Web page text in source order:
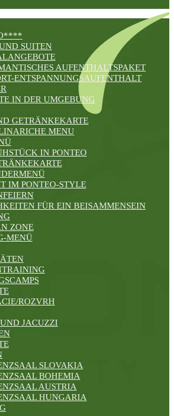
SUITEN
AUFENTHALTSPAKET
ENTSPANNUNGSAUFENTHALT
IN DER UMGEBUNG
GETRÄNKEKARTE
MENU
IN PONTEO
IM PONTEO-STYLE
FÜR EIN BEISAMMENSEIN
ZONE
MENÜ
ROZVRH
JACUZZI
SLOVAKIA
BOHEMIA
AUSTRIA
HUNGARIA